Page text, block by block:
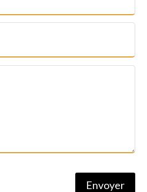
Envoyer